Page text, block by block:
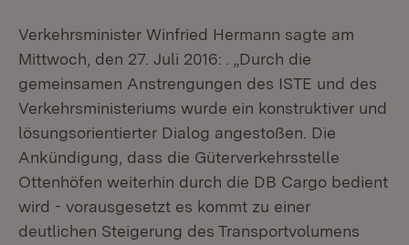
Verkehrsminister Winfried Hermann sagte am
Mittwoch, den 27. Juli 2016: . „Durch die
gemeinsamen Anstrengungen des ISTE und des
Verkehrsministeriums wurde ein konstruktiver und
lösungsorientierter Dialog angestoßen. Die
Ankündigung, dass die Güterverkehrsstelle
Ottenhöfen weiterhin durch die DB Cargo bedient
wird - vorausgesetzt es kommt zu einer
deutlichen Steigerung des Transportvolumens